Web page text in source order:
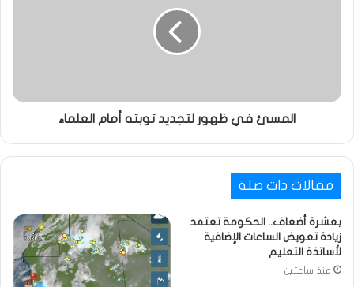
المسئ في ظهور لتجديد توبته أمام العلماء
مقالات ذات صلة
بعشرة أضعاف.. الحكومة تعتمد
زيادة تعويض الساعات الإضافية
لأساتذة التعليم
منذ ساعتين